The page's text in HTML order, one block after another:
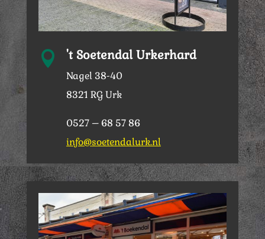
 't Soetendal Urkerhard
Nagel 38-40
8321 RG Urk
0527 – 68 57 86
info@soetendalurk.nl